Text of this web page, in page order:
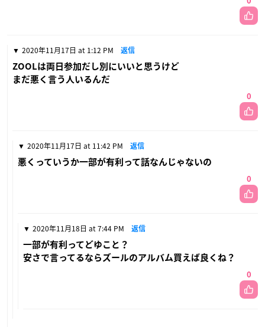
2020年11月17日 at 1:12 PM 返信
ZOOLは両日参加だし別にいいと思うけど
まだ悪く言う人いるんだ
0
2020年11月17日 at 11:42 PM 返信
悪くっていうか一部が有利って話なんじゃないの
0
2020年11月18日 at 7:44 PM 返信
一部が有利ってどゆこと？
安さで言ってるならズールのアルバム買えば良くね？
0